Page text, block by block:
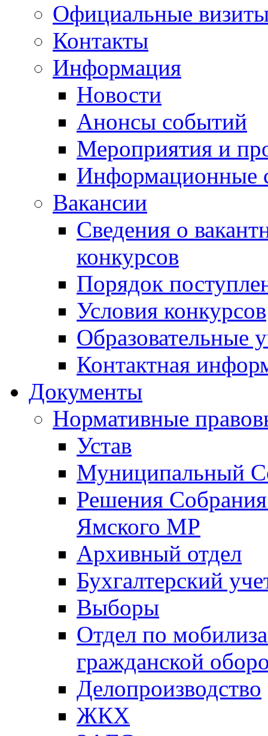
Официальные
Контакты
Информация
Новости
Анонсы событий
Мероприятия и
Информационные
Вакансии
Сведения о
конкурсов
Порядок
Условия конкурсов
Образовательные
Контактная
Документы
Нормативные
Устав
Муниципальный
Решения
Ямского МР
Архивный отдел
Бухгалтерский
Выборы
Отдел по
гражданской
Делопроизводство
ЖКХ